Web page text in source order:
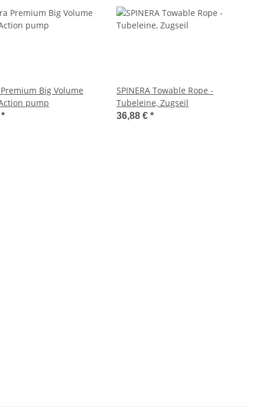
Big Volume
pump
*
SPINERA Towable Rope -
Tubeleine, Zugseil
36,88 € *